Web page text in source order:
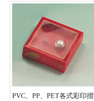
PVC、PP、PET各式彩印摺